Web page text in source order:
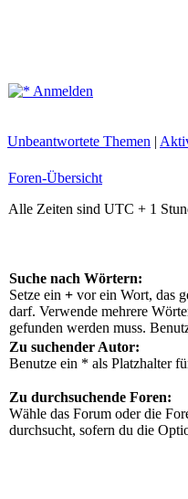
Anmelden
Unbeantwortete Themen |
Foren-Übersicht
Alle Zeiten sind UTC + 1
Suche nach Wörtern:
Setze ein + vor ein Wort, das
darf. Verwende mehrere
gefunden werden muss.
Zu suchender Autor:
Benutze ein * als Platzhalter
Zu durchsuchende Foren:
Wähle das Forum oder die
durchsucht, sofern du die